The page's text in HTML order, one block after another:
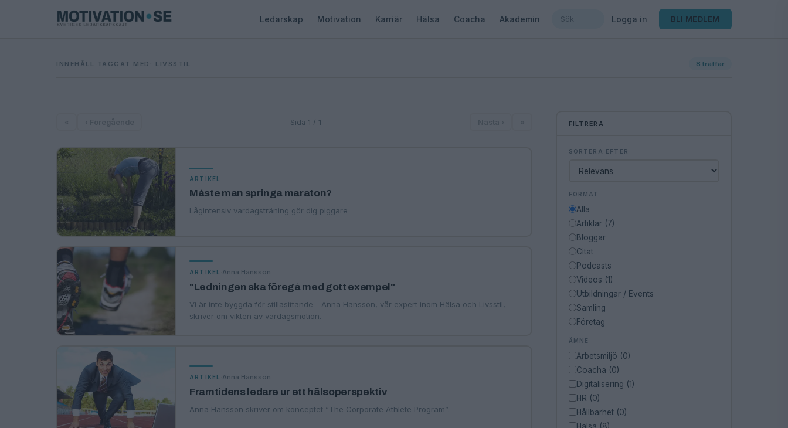
Ledarskap Motivation Karriär Hälsa Coacha Akademin Logga in BLI MEDLEM
INNEHÅLL TAGGAT MED: LIVSSTIL 8 träffar
Sida 1 / 1
ARTIKEL
Måste man springa maraton?
Lågintensiv vardagsträning gör dig piggare
ARTIKEL Anna Hansson
"Ledningen ska föregå med gott exempel"
Vi är inte byggda för stillasittande - Anna Hansson, vår expert inom Hälsa och Livsstil,
skriver om vikten av vardagsmotion.
ARTIKEL Anna Hansson
Framtidens ledare ur ett hälsoperspektiv
Anna Hansson skriver om konceptet “The Corporate Athlete Program”.
FILTRERA
SORTERA EFTER
FORMAT
Alla
Artiklar (7)
Bloggar
Citat
Podcasts
Videos (1)
Utbildningar / Events
Samling
Företag
ÄMNE
Arbetsmiljö (0)
Coacha (0)
Digitalisering (1)
HR (0)
Hållbarhet (0)